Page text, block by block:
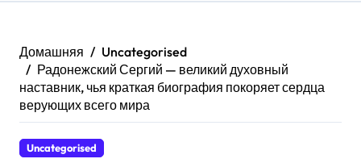
Домашняя
Uncategorised
Радонежский Сергий — великий духовный
наставник, чья краткая биография покоряет сердца
верующих всего мира
Uncategorised